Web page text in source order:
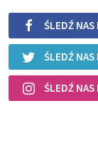
ŚLEDŹ NAS
ŚLEDŹ
ŚLEDŹ NAS